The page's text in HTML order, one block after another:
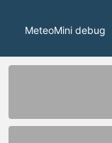
MeteoMini debug